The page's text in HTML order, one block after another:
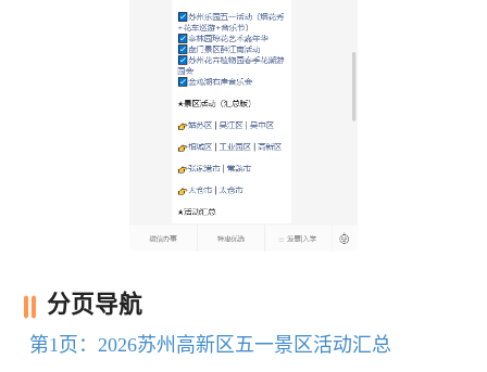
分页导航
第1页：2026苏州高新区五一景区活动汇总